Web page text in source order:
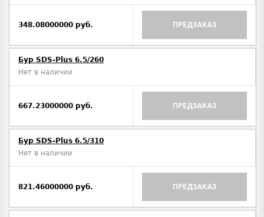
348.08000000 руб. ПРЕДЗАКАЗ
Бур SDS-Plus 6.5/260
Нет в наличии
667.23000000 руб. ПРЕДЗАКАЗ
Бур SDS-Plus 6.5/310
Нет в наличии
821.46000000 руб. ПРЕДЗАКАЗ